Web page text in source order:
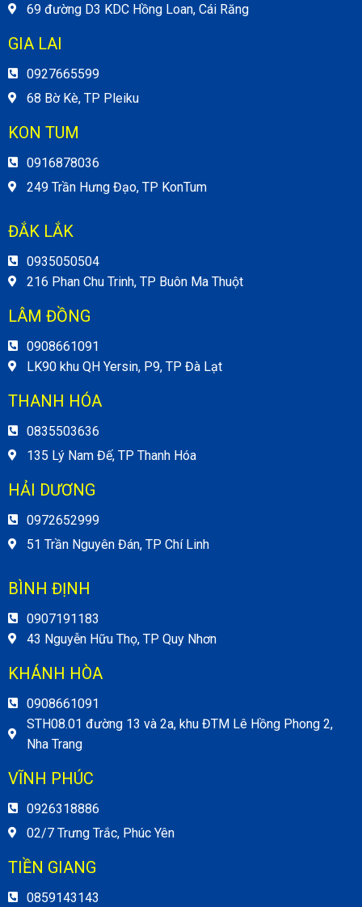
69 đường D3 KDC Hồng Loan, Cái Răng
GIA LAI
0927665599
68 Bờ Kè, TP Pleiku
KON TUM
0916878036
249 Trần Hưng Đạo, TP KonTum
ĐẮK LẮK
0935050504
216 Phan Chu Trinh, TP Buôn Ma Thuột
LÂM ĐỒNG
0908661091
LK90 khu QH Yersin, P9, TP Đà Lạt
THANH HÓA
0835503636
135 Lý Nam Đế, TP Thanh Hóa
HẢI DƯƠNG
0972652999
51 Trần Nguyên Đán, TP Chí Linh
BÌNH ĐỊNH
0907191183
43 Nguyễn Hữu Thọ, TP Quy Nhơn
KHÁNH HÒA
0908661091
STH08.01 đường 13 và 2a, khu ĐTM Lê Hồng Phong 2,
Nha Trang
VĨNH PHÚC
0926318886
02/7 Trưng Trắc, Phúc Yên
TIỀN GIANG
0859143143